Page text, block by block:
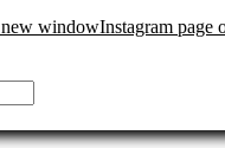
new windowInstagram page